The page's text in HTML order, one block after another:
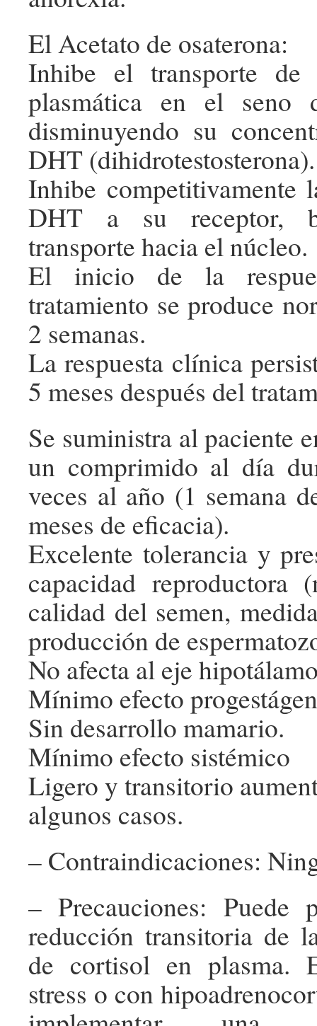
El Acetato de osaterona:
Inhibe el transporte de
plasmática en el seno
disminuyendo su
DHT (dihidrotestosterona).
Inhibe competitivamente
DHT a su receptor,
transporte hacia el núcleo.
El inicio de la
tratamiento se produce
2 semanas.
La respuesta clínica
5 meses después del
Se suministra al paciente
un comprimido al día
veces al año (1 semana
meses de eficacia).
Excelente tolerancia y
capacidad
calidad del semen,
producción de
No afecta al eje
Mínimo efecto
Sin desarrollo mamario.
Mínimo efecto sistémico
Ligero y transitorio
algunos casos.
– Contraindicaciones:
– Precauciones: Puede
reducción transitoria de
de cortisol en plasma.
stress o con